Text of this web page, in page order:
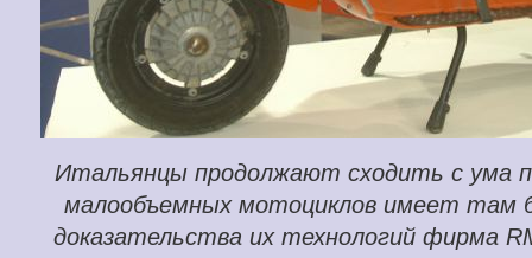
Итальянцы продолжают сходить с ума
малообъемных мотоциклов имеет там
доказательства их технологий фирма